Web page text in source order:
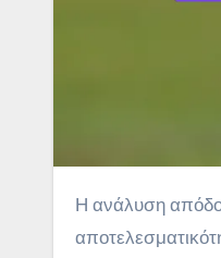
Η ανάλυση απόδοσης είναι απαραίτητη για τις γερμανικές ομάδες ράγκμπι που στοχεύουν στη βελτίωση της